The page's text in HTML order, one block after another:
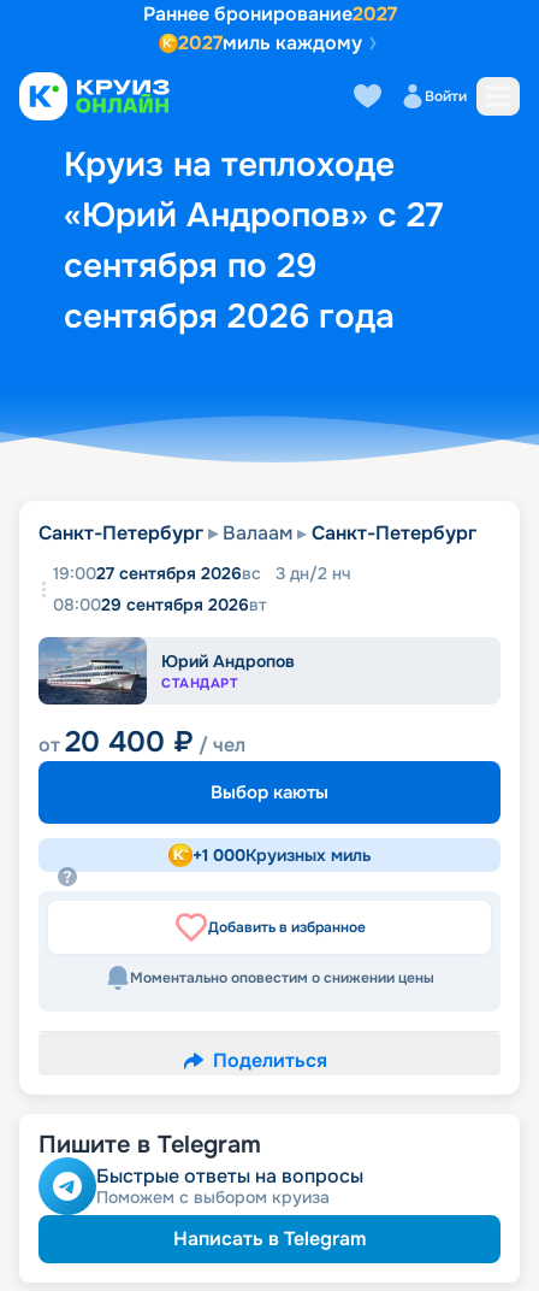
Раннее бронирование2027
2027миль каждому
Войти
Круиз на теплоходе
«Юрий Андропов» с 27
сентября по 29
сентября 2026 года
Выбор кают Маршрут и
Санкт-Петербург Валаам Санкт-Петербург
19:0027 сентября 2026вс 3 дн/2 нч
08:0029 сентября 2026вт
Юрий Андропов
СТАНДАРТ
от20 400 ₽ / чел
Выбор каюты
+1 000Круизных миль
Добавить в избранное
Моментально оповестим о снижении цены
Поделиться
Пишите в Telegram
Быстрые ответы на вопросы
Поможем с выбором круиза
Написать в Telegram